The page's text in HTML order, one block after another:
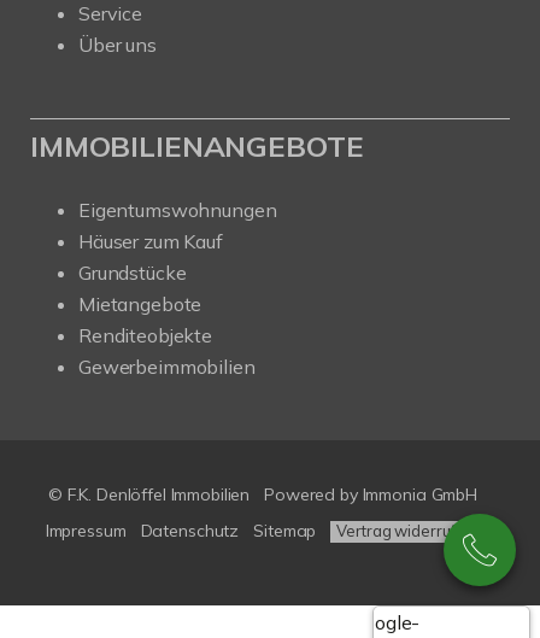
Service
Über uns
IMMOBILIENANGEBOTE
Eigentumswohnungen
Häuser zum Kauf
Grundstücke
Mietangebote
Renditeobjekte
Gewerbeimmobilien
© F.K. Denlöffel Immobilien Powered by Immonia GmbH
Impressum
Datenschutz Sitemap Vertrag widerrufen
Google-